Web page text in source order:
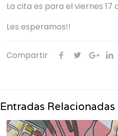
La cita es para el viernes 17
Les esperamos!!
Compartir
Entradas Relacionadas